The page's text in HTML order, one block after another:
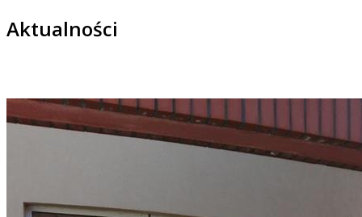
Aktualności